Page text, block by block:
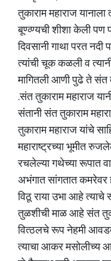
तुकाराम महाराज
बूण्व्ण्यची शीशा केली पण
दिवसानी गाथा परत
त्यांची चूक कळली व
मागितली आणी पुढे ते संत
.संत तुकाराम महाराज
संतानी संत तुकाराम
तुकाराम महाराज यांचे
महाराष्ट्रच्या भूमीत
रचलेल्या गथेच्या रूपात
अभंगात सांगतात कमरेवर
विठू राया उभा आहे
तुळशीची माळ आहे संत
वित्ठलचे रूप नेहमी
त्याचा आकर मसोलीच्य